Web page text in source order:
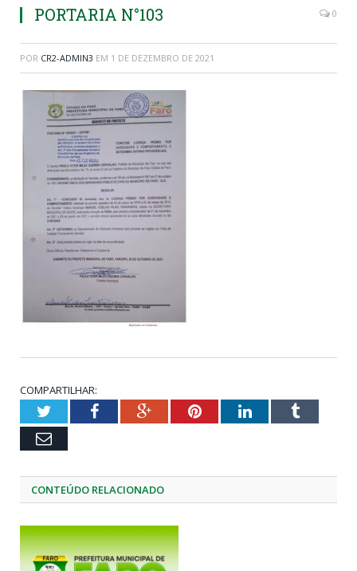
PORTARIA N°103 0
POR CR2-ADMIN3 EM 1 DE DEZEMBRO DE 2021
COMPARTILHAR:
TwitterFacebookGoogle+PinterestLinkedInTumblr
Email
CONTEÚDO RELACIONADO